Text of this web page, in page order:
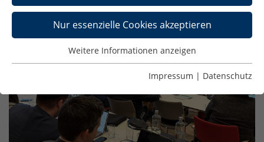
Nur essenzielle Cookies akzeptieren
Weitere Informationen anzeigen
Impressum | Datenschutz